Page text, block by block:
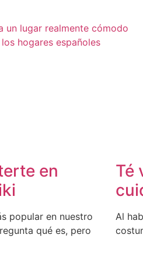
un lugar realmente cómodo
hogares españoles
en
popular en nuestro
qué es, pero
Té
Al